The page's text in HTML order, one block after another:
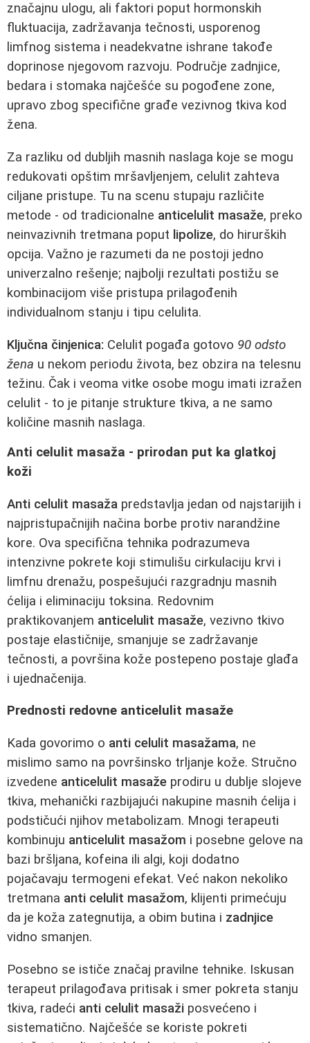
značajnu ulogu, ali faktori poput hormonskih
fluktuacija, zadržavanja tečnosti, usporenog
limfnog sistema i neadekvatne ishrane takođe
doprinose njegovom razvoju. Područje zadnjice,
bedara i stomaka najčešće su pogođene zone,
upravo zbog specifične građe vezivnog tkiva kod
žena.
Za razliku od dubljih masnih naslaga koje se mogu
redukovati opštim mršavljenjem, celulit zahteva
ciljane pristupe. Tu na scenu stupaju različite
metode - od tradicionalne anticelulit masaže, preko
neinvazivnih tretmana poput lipolize, do hirurških
opcija. Važno je razumeti da ne postoji jedno
univerzalno rešenje; najbolji rezultati postižu se
kombinacijom više pristupa prilagođenih
individualnom stanju i tipu celulita.
Ključna činjenica: Celulit pogađa gotovo 90 odsto
žena u nekom periodu života, bez obzira na telesnu
težinu. Čak i veoma vitke osobe mogu imati izražen
celulit - to je pitanje strukture tkiva, a ne samo
količine masnih naslaga.
Anti celulit masaža - prirodan put ka glatkoj
koži
Anti celulit masaža predstavlja jedan od najstarijih i
najpristupačnijih načina borbe protiv narandžine
kore. Ova specifična tehnika podrazumeva
intenzivne pokrete koji stimulišu cirkulaciju krvi i
limfnu drenažu, pospešujući razgradnju masnih
ćelija i eliminaciju toksina. Redovnim
praktikovanjem anticelulit masaže, vezivno tkivo
postaje elastičnije, smanjuje se zadržavanje
tečnosti, a površina kože postepeno postaje glađa
i ujednačenija.
Prednosti redovne anticelulit masaže
Kada govorimo o anti celulit masažama, ne
mislimo samo na površinsko trljanje kože. Stručno
izvedene anticelulit masaže prodiru u dublje slojeve
tkiva, mehanički razbijajući nakupine masnih ćelija i
podstičući njihov metabolizam. Mnogi terapeuti
kombinuju anticelulit masažom i posebne gelove na
bazi bršljana, kofeina ili algi, koji dodatno
pojačavaju termogeni efekat. Već nakon nekoliko
tretmana anti celulit masažom, klijenti primećuju
da je koža zategnutija, a obim butina i zadnjice
vidno smanjen.
Posebno se ističe značaj pravilne tehnike. Iskusan
terapeut prilagođava pritisak i smer pokreta stanju
tkiva, radeći anti celulit masaži posvećeno i
sistematično. Najčešće se koriste pokreti